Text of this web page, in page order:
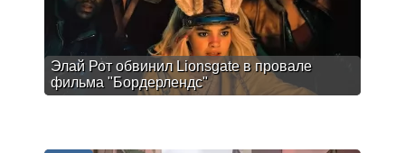
Элай Рот обвинил Lionsgate в провале
фильма "Бордерлендс"